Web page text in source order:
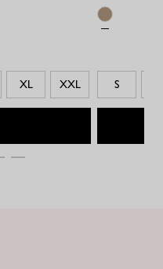
XL XXL S